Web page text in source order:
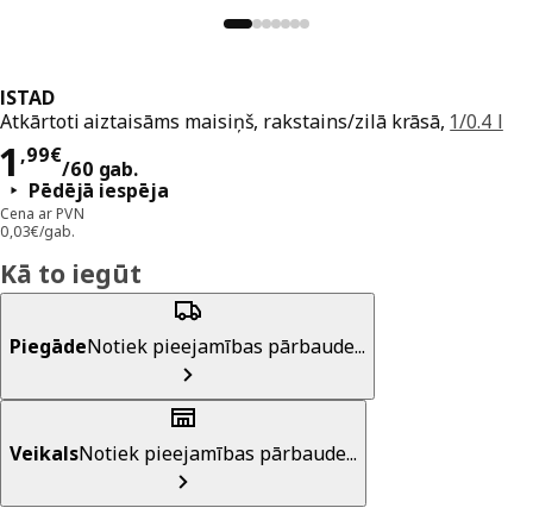
ISTAD
Atkārtoti aiztaisāms maisiņš, rakstains/zilā krāsā, 1/0.4 l
1 ,99€
/60 gab.
Cena 1,99€/60 gab.
Pēdējā iespēja
Cena ar PVN
0,03€/gab.
Kā to iegūt
PiegādeNotiek pieejamības pārbaude...
VeikalsNotiek pieejamības pārbaude...